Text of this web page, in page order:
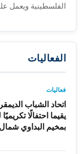
الفلسطينية ويعمل
الفعاليات
فعاليات
اتحاد الشباب
يقيما احتفالًا
بمخيم البداوي